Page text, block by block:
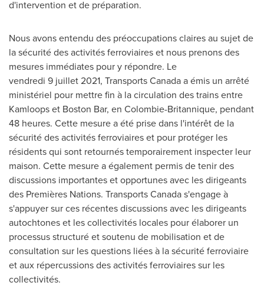
d'intervention et de préparation.
Nous avons entendu des préoccupations claires au sujet de
la sécurité des activités ferroviaires et nous prenons des
mesures immédiates pour y répondre. Le
vendredi 9 juillet 2021, Transports Canada a émis un arrêté
ministériel pour mettre fin à la circulation des trains entre
Kamloopset Boston Bar, en Colombie-Britannique, pendant
48 heures. Cette mesure a été prise dans l'intérêt de la
sécurité des activités ferroviaires et pour protéger les
résidents qui sont retournés temporairement inspecter leur
maison. Cette mesure a également permis de tenir des
discussions importantes et opportunes avec les dirigeants
des Premières Nations. TransportsCanadas'engage à
s'appuyer sur ces récentes discussions avec les dirigeants
autochtones et les collectivités locales pour élaborer un
processus structuré et soutenu de mobilisation et de
consultation sur les questions liées à la sécurité ferroviaire
et aux répercussions des activités ferroviaires sur les
collectivités.